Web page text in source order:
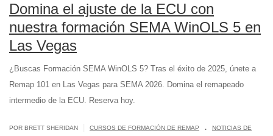
Domina el ajuste de la ECU con
nuestra formación SEMA WinOLS 5 en
Las Vegas
¿Buscas Formación SEMA WinOLS 5? Tras el éxito de 2025, únete a
Remap 101 en Las Vegas para SEMA 2026. Domina el remapeado
intermedio de la ECU. Reserva hoy.
POR BRETT SHERIDAN CURSOS DE FORMACIÓN DE REMAP .
NOTICIAS DE